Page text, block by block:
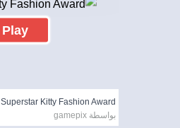
Play
Superstar Kitty Fashion Award
بواسطة gamepix